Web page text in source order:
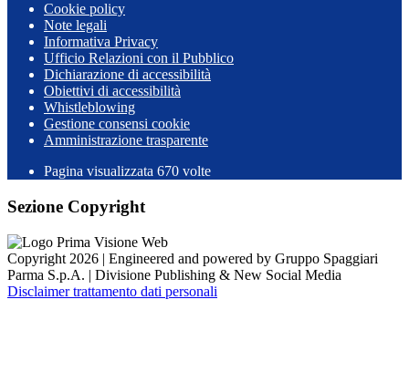
Cookie policy
Note legali
Informativa Privacy
Ufficio Relazioni con il Pubblico
Dichiarazione di accessibilità
Obiettivi di accessibilità
Whistleblowing
Gestione consensi cookie
Amministrazione trasparente
Pagina visualizzata 670 volte
Sezione Copyright
Copyright 2026 | Engineered and powered by Gruppo Spaggiari
Parma S.p.A. | Divisione Publishing & New Social Media
Disclaimer trattamento dati personali